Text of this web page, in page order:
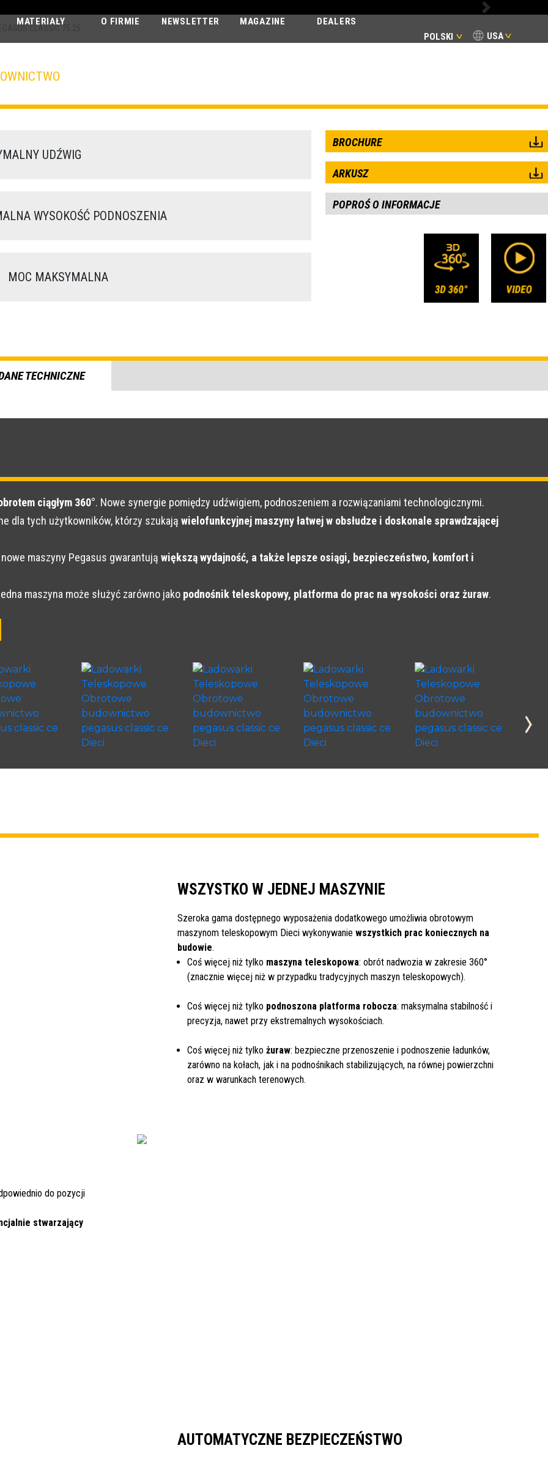
USA
POLSKI
NEWSLETTER MAGAZINE DEALERS
MATERIAŁY O FIRMIE
Next
PEGASUS CLASSIC
UDŹWIG
WYSOKOŚĆ PODNOSZENIA
MOC MAKSYMALNA
BROCHURE
ARKUSZ
POPROŚ O INFORMACJE
TECHNICZNE
ciągłym 360°. Nowe synergie pomiędzy udźwigiem, podnoszeniem a rozwiązaniami technologicznymi.
dla tych użytkowników, którzy szukają wielofunkcyjnej maszyny łatwej w obsłudze i doskonale sprawdzającej
maszyny Pegasus gwarantują większą wydajność, a także lepsze osiągi, bezpieczeństwo, komfort i
maszyna może służyć zarówno jako podnośnik teleskopowy, platforma do prac na wysokości oraz żuraw.
WSZYSTKO W JEDNEJ MASZYNIE
Szeroka gama dostępnego wyposażenia dodatkowego umożliwia obrotowym
maszynom teleskopowym Dieci wykonywanie wszystkich prac koniecznych na
budowie.
Coś więcej niż tylko maszyna teleskopowa: obrót nadwozia w zakresie 360°
(znacznie więcej niż w przypadku tradycyjnych maszyn teleskopowych).
Coś więcej niż tylko podnoszona platforma robocza: maksymalna stabilność i
precyzja, nawet przy ekstremalnych wysokościach.
Coś więcej niż tylko żuraw: bezpieczne przenoszenie i podnoszenie ładunków,
zarówno na kołach, jak i na podnośnikach stabilizujących, na równej powierzchni
oraz w warunkach terenowych.
do pozycji
stwarzający
AUTOMATYCZNE BEZPIECZEŃSTWO